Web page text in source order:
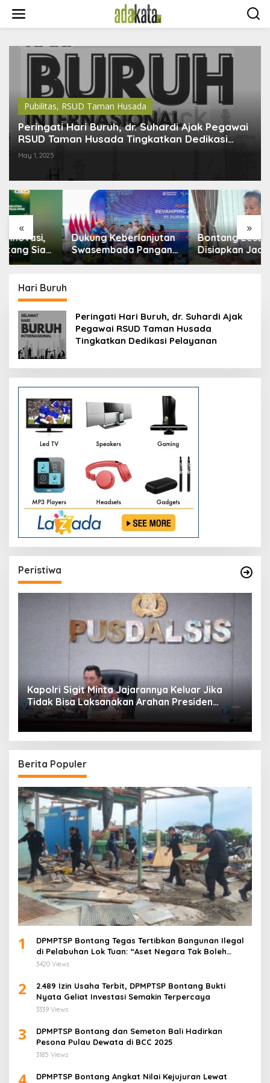
i
Pubilitas, RSUD Taman Husada
Peringati Hari Buruh, dr. Suhardi Ajak Pegawai
RSUD Taman Husada Tingkatkan Dedikasi
Pelayanan
May 1, 2025
« »
Dukung Keberlanjutan
Swasembada Pangan,
Pupuk Indonesia
Pabrik Tertua Pupuk
Kaltim
Bontang Lestari
Disiapkan Jadi Pusat
Industri Baru, 18
Hari Buruh
Peringati Hari Buruh, dr. Suhardi Ajak
Pegawai RSUD Taman Husada
Tingkatkan Dedikasi Pelayanan
Peristiwa
Kapolri Sigit Minta Jajarannya Keluar Jika
Tidak Bisa Laksanakan Arahan Presiden
Jokowi
Berita Populer
1
DPMPTSP Bontang Tegas Tertibkan Bangunan Ilegal
di Pelabuhan Lok Tuan: “Aset Negara Tak Boleh
Dikuasai!”
3420 Views
2
2.489 Izin Usaha Terbit, DPMPTSP Bontang Bukti
Nyata Geliat Investasi Semakin Terpercaya
3339 Views
3
DPMPTSP Bontang dan Semeton Bali Hadirkan
Pesona Pulau Dewata di BCC 2025
3185 Views
DPMPTSP Bontang Angkat Nilai Kejujuran Lewat